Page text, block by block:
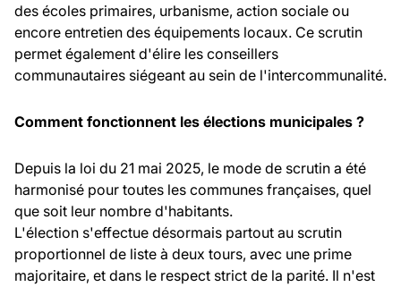
des écoles primaires, urbanisme, action sociale ou
encore entretien des équipements locaux. Ce scrutin
permet également d'élire les conseillers
communautaires siégeant au sein de l'intercommunalité.
Comment fonctionnent les élections municipales ?
Depuis la loi du 21 mai 2025, le mode de scrutin a été
harmonisé pour toutes les communes françaises, quel
que soit leur nombre d'habitants.
L'élection s'effectue désormais partout au scrutin
proportionnel de liste à deux tours, avec une prime
majoritaire, et dans le respect strict de la parité. Il n'est